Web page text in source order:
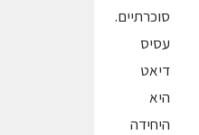
סוכרתיים.
עסיס
דיאט
היא
היחידה